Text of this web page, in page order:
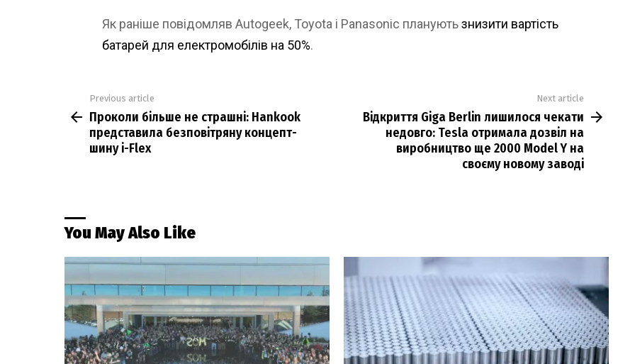
Як раніше повідомляв Autogeek, Toyota і Panasonic плануютьзнизити вартість
батарей для електромобілів на 50%.
more
Previous article
Проколи більше не страшні: Hankook
представила безповітряну концепт-
шину i-Flex
Next article
Відкриття Giga Berlin лишилося чекати
недовго: Tesla отримала дозвіл на
виробництво ще 2000 Model Y на
своєму новому заводі
You May Also Like